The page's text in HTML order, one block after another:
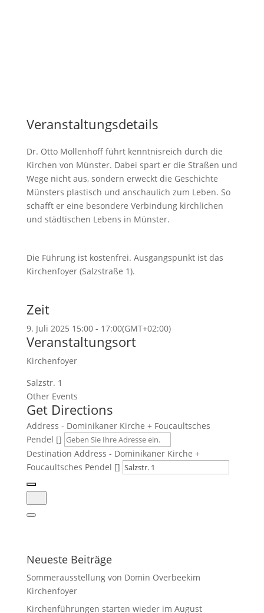
Veranstaltungsdetails
Dr. Otto Möllenhoff führt kenntnisreich durch die
Kirchen von Münster. Dabei spart er die Straßen und
Wege nicht aus, sondern erweckt die Geschichte
Münsters plastisch und anschaulich zum Leben. So
schafft er eine besondere Verbindung kirchlichen
und städtischen Lebens in Münster.
Die Führung ist kostenfrei. Ausgangspunkt ist das
Kirchenfoyer (Salzstraße 1).
Zeit
9. Juli 2025 15:00- 17:00(GMT+02:00)
Veranstaltungsort
Kirchenfoyer
Salzstr. 1
Other Events
Get Directions
Address - Dominikaner Kirche + Foucaultsches
Pendel []
Destination Address - Dominikaner Kirche +
Foucaultsches Pendel []
Neueste Beiträge
Sommerausstellung von Domin Overbeekim
Kirchenfoyer
Kirchenführungen starten wieder im August